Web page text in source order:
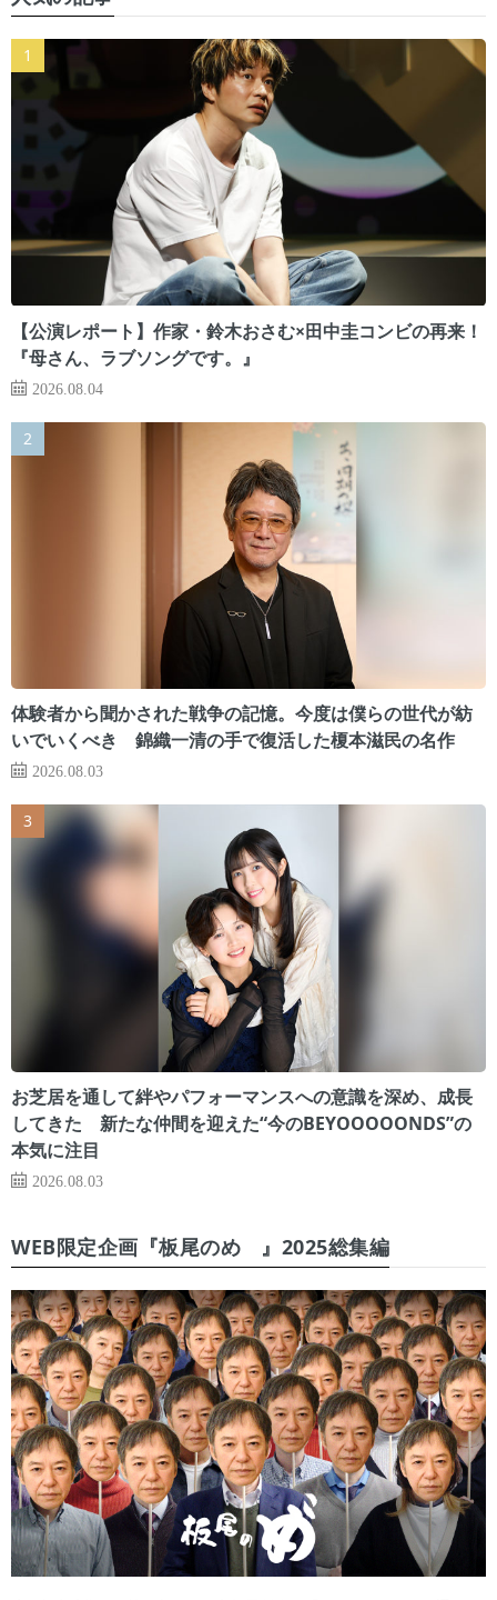
【公演レポート】作家・鈴木おさむ×田中圭コンビの再来！
『母さん、ラブソングです。』
2026.08.04
体験者から聞かされた戦争の記憶。今度は僕らの世代が紡
いでいくべき 錦織一清の手で復活した榎本滋民の名作
2026.08.03
お芝居を通して絆やパフォーマンスへの意識を深め、成長
してきた 新たな仲間を迎えた“今のBEYOOOOONDS”の
本気に注目
2026.08.03
WEB限定企画『板尾のめ゙』2025総集編